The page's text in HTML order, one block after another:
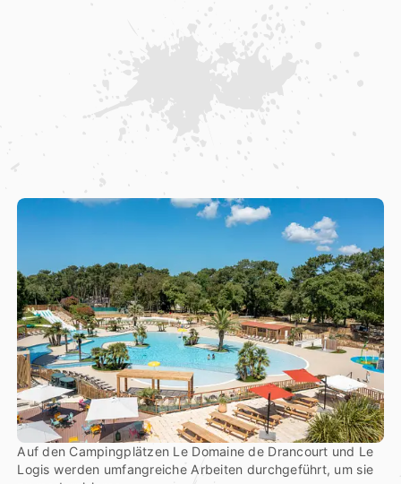
2023
Auf den Campingplätzen Le Domaine de Drancourt und Le
Logis werden umfangreiche Arbeiten durchgeführt, um sie